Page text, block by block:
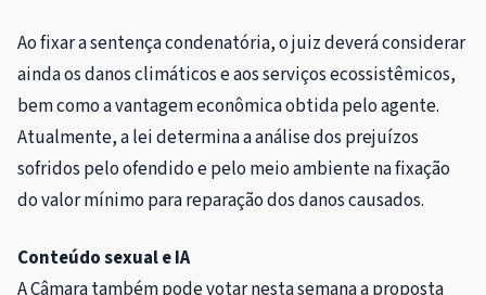
Ao fixar a sentença condenatória, o juiz deverá considerar
ainda os danos climáticos e aos serviços ecossistêmicos,
bem como a vantagem econômica obtida pelo agente.
Atualmente, a lei determina a análise dos prejuízos
sofridos pelo ofendido e pelo meio ambiente na fixação
do valor mínimo para reparação dos danos causados.
Conteúdo sexual e IA
A Câmara também pode votar nesta semana a proposta